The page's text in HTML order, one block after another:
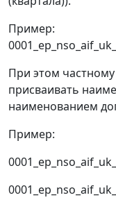
Пример:
При этом частному
присваивать
наименованием
Пример: